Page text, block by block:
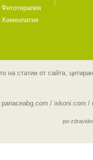
Фитотерапия
Хомеопатия
на статии от сайта,
panaceabg.com / iskoni.com /
po-